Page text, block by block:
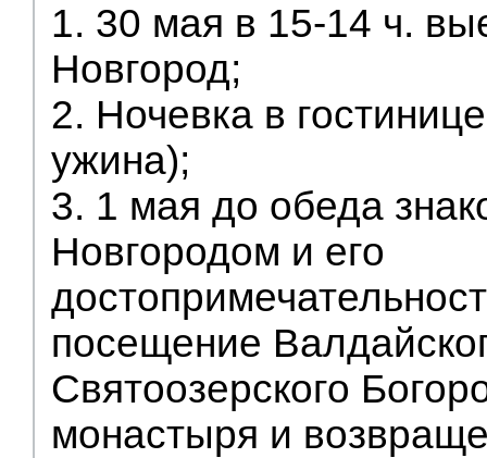
1. 30 мая в 15-14 ч.
Новгород;
2. Ночевка в
ужина);
3. 1 мая до обеда
Новгородом и его
посещение
Святоозерского
монастыря и